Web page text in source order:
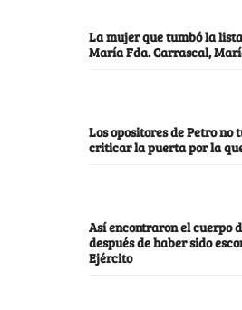
La mujer que tumbó la
María Fda. Carrascal,
Los opositores de Petro
criticar la puerta por la
Así encontraron el cuerpo
después de haber sido
Ejército